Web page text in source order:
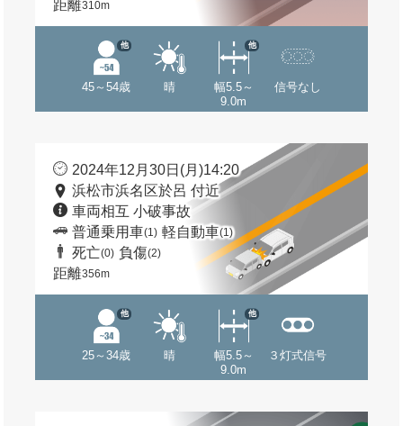
距離310m
45～54歳
他
晴
幅5.5～
9.0m
他
信号なし
2024年12月30日(月)14:20
浜松市浜名区於呂 付近
車両相互 小破事故
普通乗用車(1) 軽自動車(1)
死亡(0) 負傷(2)
距離356m
25～34歳
他
晴
幅5.5～
9.0m
他
３灯式信号